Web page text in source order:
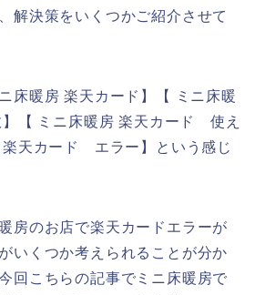
解決策をいくつかご紹介させて
床暖房 楽天カード】【 ミニ床暖
【 ミニ床暖房 楽天カード 使え
楽天カード エラー】という感じ
房のお店で楽天カードエラーが
いくつか考えられることが分か
回こちらの記事でミニ床暖房で